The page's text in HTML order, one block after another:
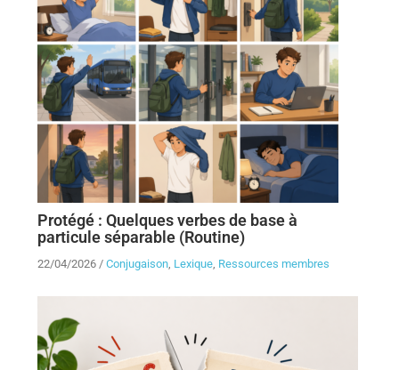
Protégé : Quelques verbes de base à
particule séparable (Routine)
22/04/2026/ Conjugaison, Lexique, Ressources membres